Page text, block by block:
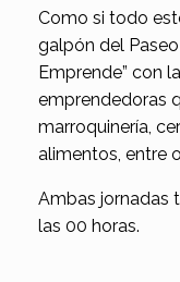
Como si todo
galpón del
Emprende” con
emprendedoras
marroquinería,
alimentos, entre
Ambas jornadas
las 00 horas.